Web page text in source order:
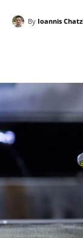
By Ioannis